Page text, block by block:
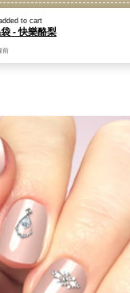
得加LINE:@dede168
點我
購物車目前還是
繼續購物
to cart
- 快樂酪梨
前